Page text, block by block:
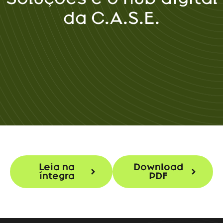
da C.A.S.E.
Leia na
íntegra
Download
PDF